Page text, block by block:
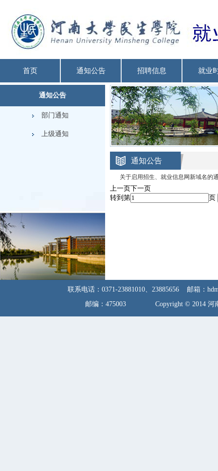
首页 通知公告 招聘信息 就业
通知公告
部门通知
上级通知
通知公告
关于启用招生、就业信息网新域名的
上一页下一页
转到第
页
联系电话：0371-23881010、23885656 邮箱：
邮编：475003 Copyright © 2014 河南开